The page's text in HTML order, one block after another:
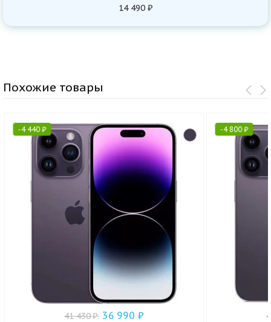
14 490 ₽
Похожие товары
-4 440₽
41 430₽. 36 990 ₽
-4 800₽